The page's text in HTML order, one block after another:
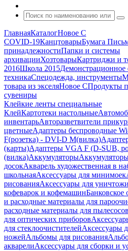
ГлавнаяКаталогНовое С
COVID-19КанцтоварыБумага
принадлежностиПапки и системы
архивацииХозтоварыКартриджи и
2016Школа 2015Демонстрационное
техникаСпецодежда, инструменты
товара из экселяНовое СПродукты
сувениры
Клейкие ленты специальные
КлейКартотеки настольные
инвентарьАвторазветвители
цветныеАдаптеры беспроводные
F(розетка) - DVI-D M(вилка)
(карты)Адаптеры VGA F (D-SUB,
(вилка)Аккумуляторы
досокАкварель художественная в
школьнаяАксессуары для минимоек
рисованияАксессуары для
кофеварок и кофемашинБанковское
и расходные материалы для
расходные материалы для
для оптических приборов
для стеклоочистителейАксессуары
ножейАльбомы для рисования
акварелиАксессуары для сборки и